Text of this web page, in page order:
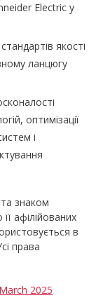
Electric у
якості
ланцюгу
оптимізації
і
знаком
афілійованих
в
права
2025